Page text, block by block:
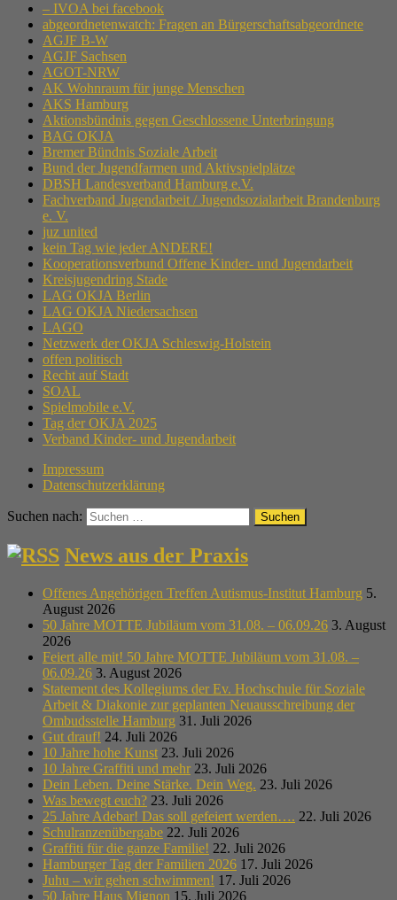
– IVOA bei facebook
abgeordnetenwatch: Fragen an Bürgerschaftsabgeordnete
AGJF B-W
AGJF Sachsen
AGOT-NRW
AK Wohnraum für junge Menschen
AKS Hamburg
Aktionsbündnis gegen Geschlossene Unterbringung
BAG OKJA
Bremer Bündnis Soziale Arbeit
Bund der Jugendfarmen und Aktivspielplätze
DBSH Landesverband Hamburg e.V.
Fachverband Jugendarbeit / Jugendsozialarbeit Brandenburg
e. V.
juz united
kein Tag wie jeder ANDERE!
Kooperationsverbund Offene Kinder- und Jugendarbeit
Kreisjugendring Stade
LAG OKJA Berlin
LAG OKJA Niedersachsen
LAGO
Netzwerk der OKJA Schleswig-Holstein
offen politisch
Recht auf Stadt
SOAL
Spielmobile e.V.
Tag der OKJA 2025
Verband Kinder- und Jugendarbeit
Impressum
Datenschutzerklärung
Suchen nach:
News aus der Praxis
Offenes Angehörigen Treffen Autismus-Institut Hamburg 5.
August 2026
50 Jahre MOTTE Jubiläum vom 31.08. – 06.09.26 3. August
2026
Feiert alle mit! 50 Jahre MOTTE Jubiläum vom 31.08. –
06.09.26 3. August 2026
Statement des Kollegiums der Ev. Hochschule für Soziale
Arbeit & Diakonie zur geplanten Neuausschreibung der
Ombudsstelle Hamburg 31. Juli 2026
Gut drauf! 24. Juli 2026
10 Jahre hohe Kunst 23. Juli 2026
10 Jahre Graffiti und mehr 23. Juli 2026
Dein Leben. Deine Stärke. Dein Weg. 23. Juli 2026
Was bewegt euch? 23. Juli 2026
25 Jahre Adebar! Das soll gefeiert werden…. 22. Juli 2026
Schulranzenübergabe 22. Juli 2026
Graffiti für die ganze Familie! 22. Juli 2026
Hamburger Tag der Familien 2026 17. Juli 2026
Juhu – wir gehen schwimmen! 17. Juli 2026
50 Jahre Haus Mignon 15. Juli 2026